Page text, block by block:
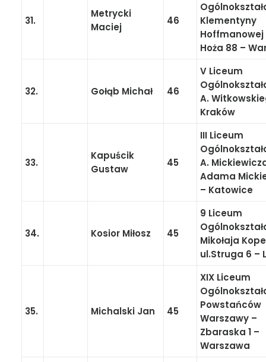
31.
Metrycki
Maciej
46
Klementyny
Hoffmanowej
Hoża 88 –
32. Gołąb Michał 46
V Liceum
A.
Kraków
33.
Kapuścik
Gustaw
45
III Liceum
A.
Adama
– Katowice
34. Kosior Miłosz 45
9 Liceum
Mikołaja
ul.Struga 6 –
35. Michalski Jan 45
XIX Liceum
Powstańców
Warszawy –
Zbaraska 1 –
Warszawa